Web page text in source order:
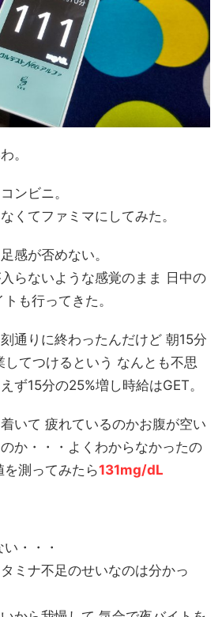
。
ンビニ。
くてファミマにしてみた。
感が否めない。
らないような感覚のまま 日中の
も行ってきた。
通りに終わったんだけど 朝15分
してつけるという なんとも不思
ず15分の25%増し時給はGET。
いて 疲れているのかお腹が空い
か・・・よくわからなかったの
測ってみたら131mg/dL
・・・
ミナ不足のせいなのは分かっ